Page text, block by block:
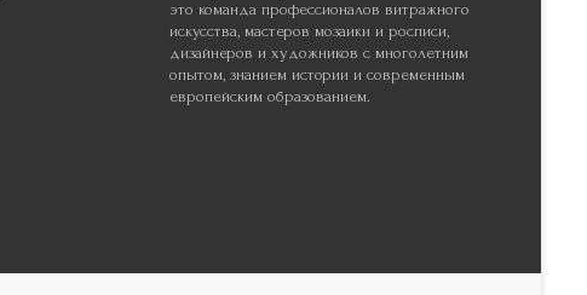
это команда профессионалов витражного
искусства, мастеров мозаики и росписи,
дизайнеров и художников с многолетним
опытом, знанием истории и современным
европейским образованием.